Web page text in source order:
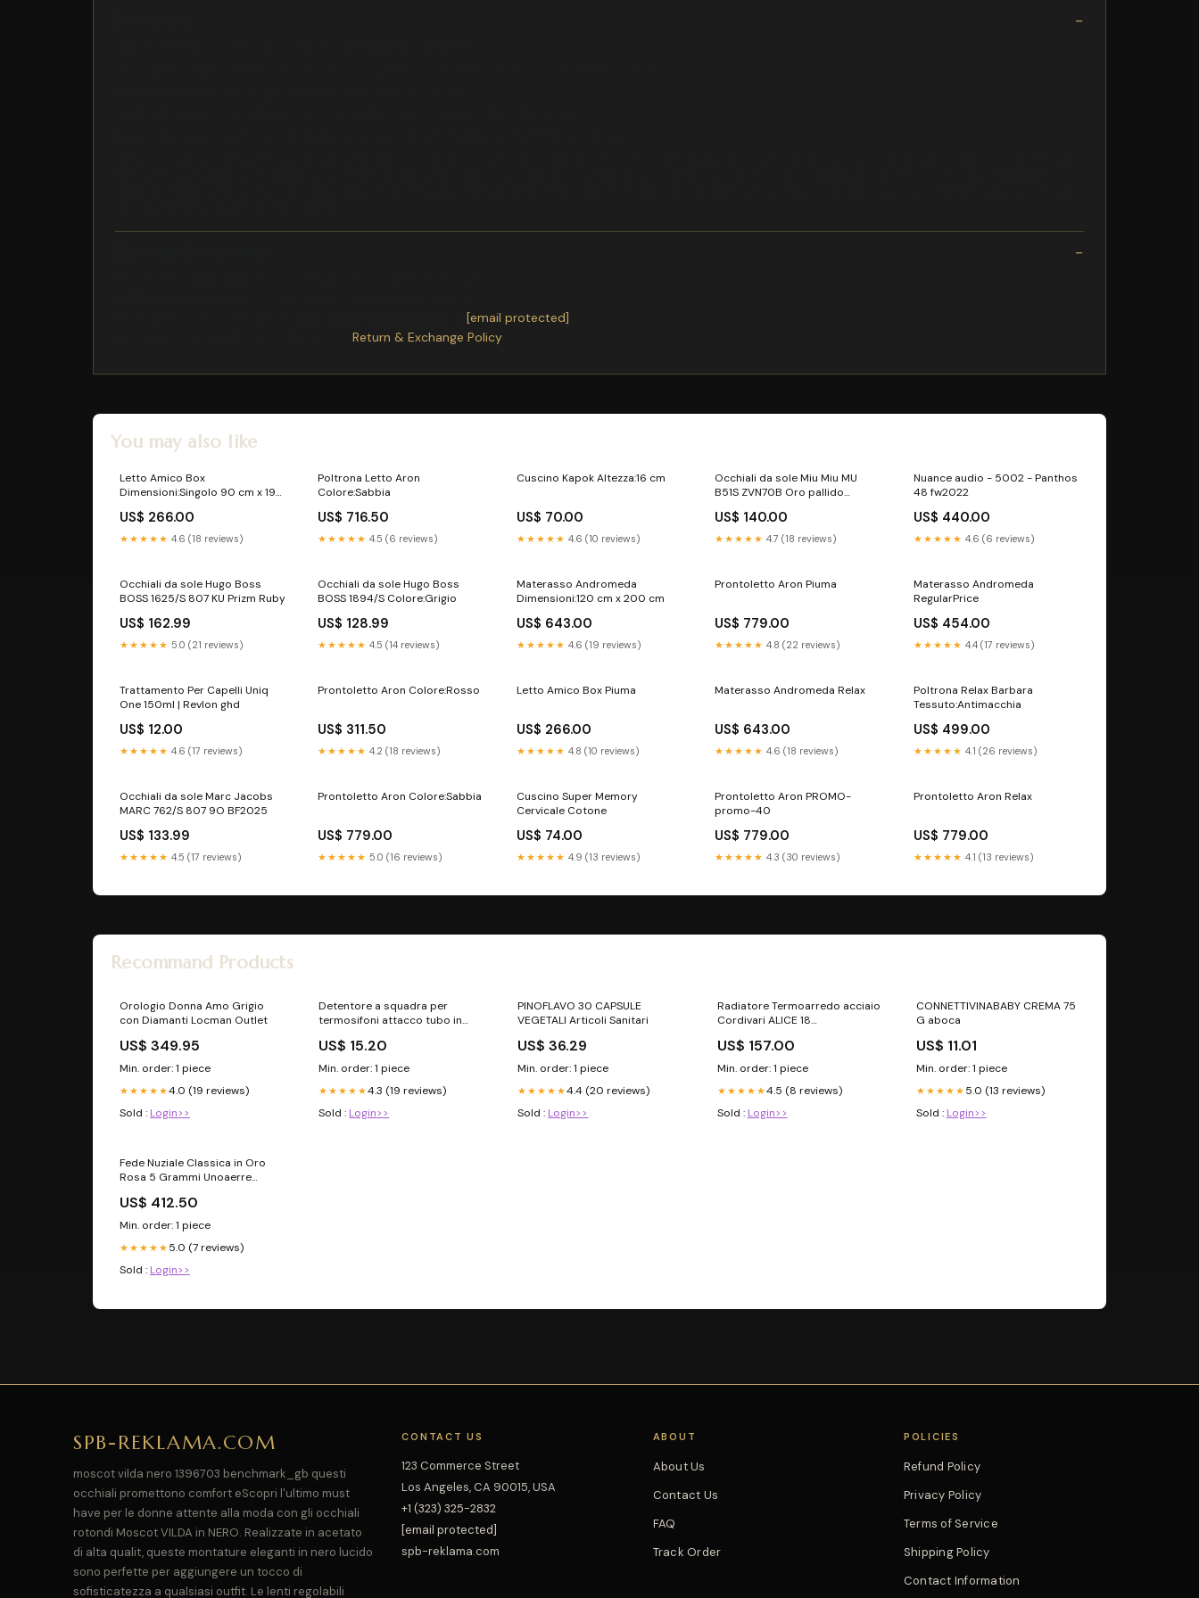
[email protected]
Return & Exchange Policy
You may also like
Letto Amico Box
Dimensioni:Singolo 90 cm x 190
US$ 266.00
★★★★★ 4.6 (18 reviews)
Poltrona Letto Aron
Colore:Sabbia
US$ 716.50
★★★★★ 4.5 (6 reviews)
Cuscino Kapok Altezza:16 cm
US$ 70.00
★★★★★ 4.6 (10 reviews)
Occhiali da sole Miu Miu MU
B51S ZVN70B Oro pallido
US$ 140.00
★★★★★ 4.7 (18 reviews)
Nuance audio - 5002 - Panthos
48 fw2022
US$ 440.00
★★★★★ 4.6 (6 reviews)
Occhiali da sole Hugo Boss
BOSS 1625/S 807 KU Prizm Ruby
US$ 162.99
★★★★★ 5.0 (21 reviews)
Occhiali da sole Hugo Boss
BOSS 1894/S Colore:Grigio
US$ 128.99
★★★★★ 4.5 (14 reviews)
Materasso Andromeda
Dimensioni:120 cm x 200 cm
US$ 643.00
★★★★★ 4.6 (19 reviews)
Prontoletto Aron Piuma
US$ 779.00
★★★★★ 4.8 (22 reviews)
Materasso Andromeda
RegularPrice
US$ 454.00
★★★★★ 4.4 (17 reviews)
Trattamento Per Capelli Uniq
One 150ml | Revlon ghd
US$ 12.00
★★★★★ 4.6 (17 reviews)
Prontoletto Aron Colore:Rosso
US$ 311.50
★★★★★ 4.2 (18 reviews)
Letto Amico Box Piuma
US$ 266.00
★★★★★ 4.8 (10 reviews)
Materasso Andromeda Relax
US$ 643.00
★★★★★ 4.6 (18 reviews)
Poltrona Relax Barbara
Tessuto:Antimacchia
US$ 499.00
★★★★★ 4.1 (26 reviews)
Occhiali da sole Marc Jacobs
MARC 762/S 807 9O BF2025
US$ 133.99
★★★★★ 4.5 (17 reviews)
Prontoletto Aron Colore:Sabbia
US$ 779.00
★★★★★ 5.0 (16 reviews)
Cuscino Super Memory
Cervicale Cotone
US$ 74.00
★★★★★ 4.9 (13 reviews)
Prontoletto Aron PROMO-
promo-40
US$ 779.00
★★★★★ 4.3 (30 reviews)
Prontoletto Aron Relax
US$ 779.00
★★★★★ 4.1 (13 reviews)
Recommand Products
Orologio Donna Amo Grigio
con Diamanti Locman Outlet
US$ 349.95
Min. order: 1 piece
★★★★★4.0 (19 reviews)
Sold : Login>>
Detentore a squadra per
termosifoni attacco tubo in
US$ 15.20
Min. order: 1 piece
★★★★★4.3 (19 reviews)
Sold : Login>>
PINOFLAVO 30 CAPSULE
VEGETALI Articoli Sanitari
US$ 36.29
Min. order: 1 piece
★★★★★4.4 (20 reviews)
Sold : Login>>
Radiatore Termoarredo acciaio
Cordivari ALICE 18
BAGNO DESIGN
US$ 157.00
Min. order: 1 piece
★★★★★4.5 (8 reviews)
Sold : Login>>
CONNETTIVINABABY CREMA 75
G aboca
US$ 11.01
Min. order: 1 piece
★★★★★ 5.0 (13 reviews)
Sold : Login>>
Fede Nuziale Classica in Oro
Rosa 5 Grammi Unoaerre
US$ 412.50
Min. order: 1 piece
★★★★★ 5.0 (7 reviews)
Sold : Login>>
SPB-REKLAMA.COM
moscot vilda nero 1396703 benchmark_gb questi
occhiali promettono comfort eScopri l'ultimo must
have per le donne attente alla moda con gli occhiali
rotondi Moscot VILDA in NERO. Realizzate in acetato
di alta qualit, queste montature eleganti in nero lucido
sono perfette per aggiungere un tocco di
sofisticatezza a qualsiasi outfit. Le lenti regolabili
CONTACT US
123 Commerce Street
Los Angeles, CA 90015, USA
+1 (323) 325-2832
[email protected]
spb-reklama.com
ABOUT
About Us
Contact Us
FAQ
Track Order
POLICIES
Refund Policy
Privacy Policy
Terms of Service
Shipping Policy
Contact Information